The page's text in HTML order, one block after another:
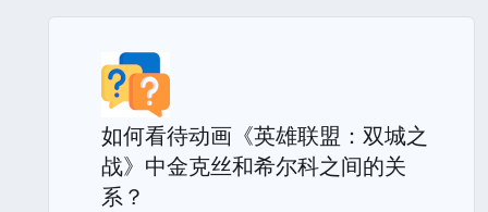
如何看待动画《英雄联盟：双城之
战》中金克丝和希尔科之间的关
系？